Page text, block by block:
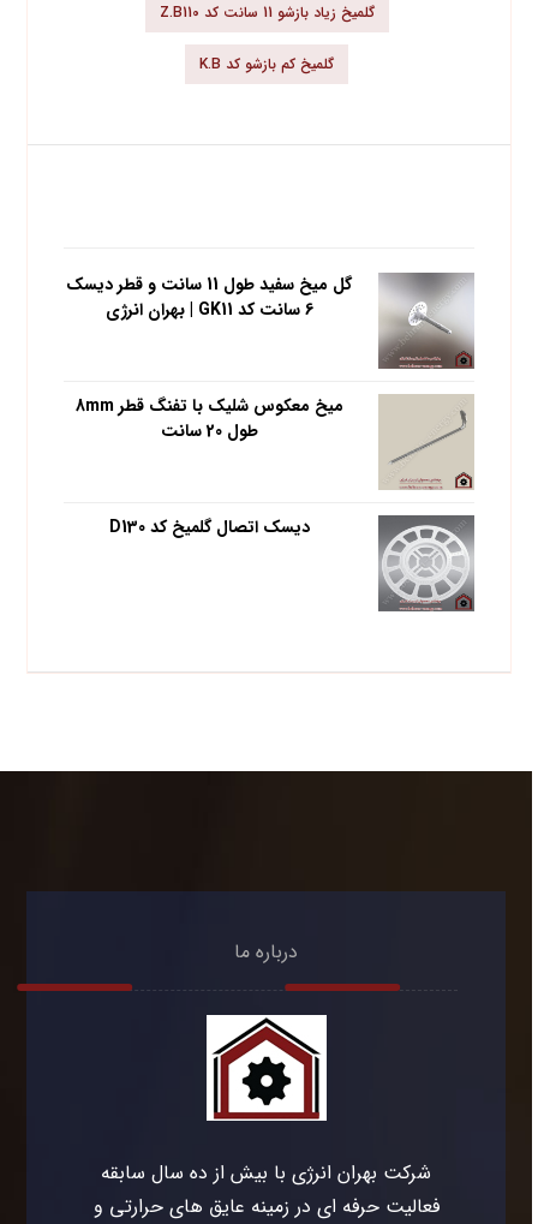
گلمیخ زیاد بازشو 11 سانت کد Z.B110
گلمیخ کم بازشو کد K.B
گل میخ سفید طول 11 سانت و قطر دیسک
6 سانت کد GK11 | بهران انرژی
میخ معکوس شلیک با تفنگ قطر 8mm
طول 20 سانت
دیسک اتصال گلمیخ کد D130
درباره ما
شرکت بهران انرژی با بیش از ده سال سابقه
فعالیت حرفه ای در زمینه عایق های حرارتی و